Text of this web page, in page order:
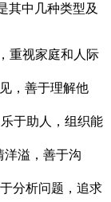
其中几种类型及
重视家庭和人际
，善于理解他
于助人，组织能
洋溢，善于沟
分析问题，追求